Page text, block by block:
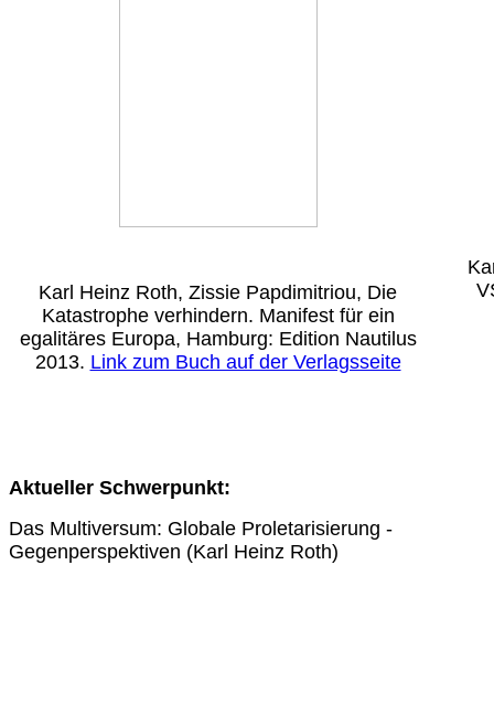
Karl Heinz Roth, Zissie Papdimitriou, Die
Katastrophe verhindern. Manifest für ein
egalitäres Europa, Hamburg: Edition Nautilus
2013. Link zum Buch auf der Verlagsseite
Aktueller Schwerpunkt:
Das Multiversum: Globale Proletarisierung -
Gegenperspektiven (Karl Heinz Roth)